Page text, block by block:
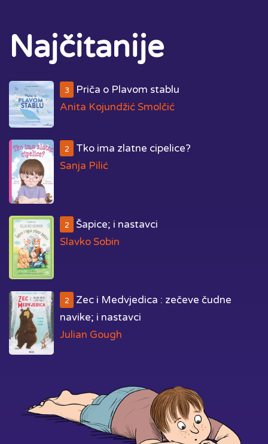
Najčitanije
3
Priča o Plavom stablu
Anita Kojundžić Smolčić
2
Tko ima zlatne cipelice?
Sanja Pilić
2
Šapice; i nastavci
Slavko Sobin
2
Zec i Medvjedica : zečeve čudne
navike; i nastavci
Julian Gough